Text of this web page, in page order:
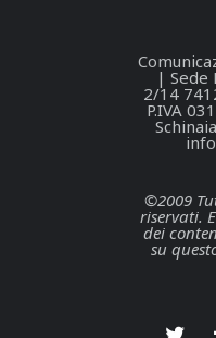
| Sede
2/14
P.IVA
©2009
riservati.
dei
su